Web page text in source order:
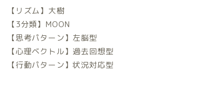
【リズム】大樹
【3分類】MOON
【思考パターン】左脳型
【心理ベクトル】過去回想型
【行動パターン】状況対応型